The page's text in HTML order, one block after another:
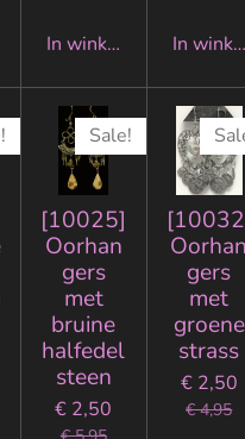
In winkelwagenIn
Sale!
[10025]
Oorhan
gers
met
bruine
halfedel
steen
€ 2,50
Oorhan
gers
met
groene
strass
€ 2,50
€ 4,95